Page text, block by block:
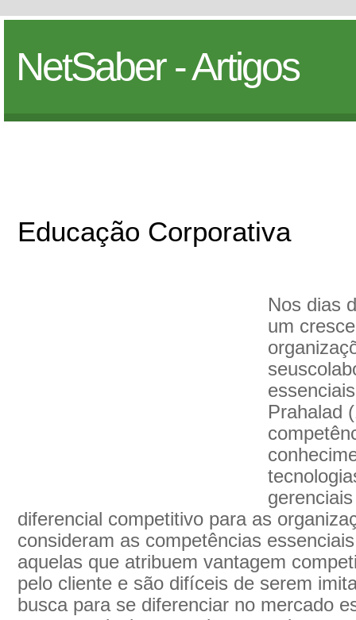
NetSaber - Artigos
Educação Corporativa
Nos dias
um
Prahalad
diferencial competitivo para as
consideram as competências
aquelas que atribuem vantagem
pelo cliente e são difíceis de serem
busca para se diferenciar no mercado